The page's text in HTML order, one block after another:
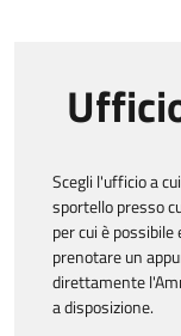
Scegli l'ufficio a
sportello presso
per cui è
prenotare un
direttamente
a disposizione.